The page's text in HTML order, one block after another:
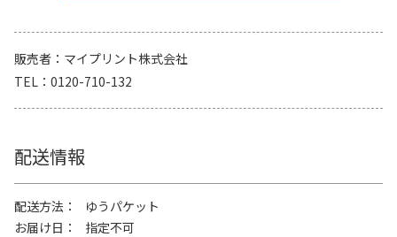
販売者
マイプリント株式会社
TEL
0120-710-132
配送情報
配送方法
ゆうパケット
お届け日
指定不可